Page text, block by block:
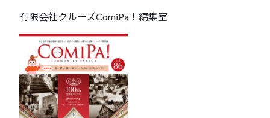
有限会社クルーズComiPa！編集室